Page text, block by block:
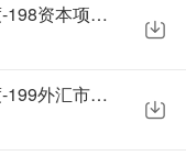
经济法-第12章涉外经济法律制度-198资本项目外汇管理制度
经济法-第12章涉外经济法律制度-199外汇市场、人民币汇率与特别提款权